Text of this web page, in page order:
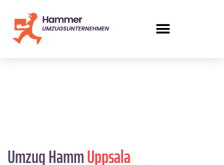
Umzug HammUppsala